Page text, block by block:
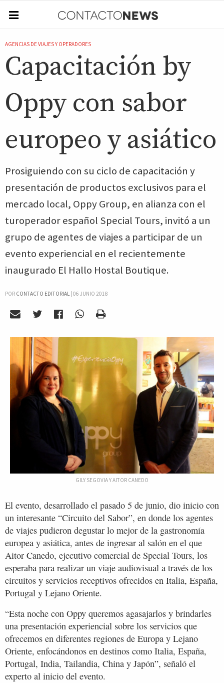
AGENCIAS DE VIAJES Y OPERADORES
Capacitación by
Oppy con sabor
europeo y asiático
Prosiguiendo con su ciclo de capacitación y
presentación de productos exclusivos para el
mercado local, Oppy Group, en alianza con el
turoperador español Special Tours, invitó a un
grupo de agentes de viajes a participar de un
evento experiencial en el recientemente
inaugurado El Hallo Hostal Boutique.
POR CONTACTO EDITORIAL| 06 JUNIO 2018
GILY SEGOVIA Y AITOR CANEDO
El evento, desarrollado el pasado 5 de junio, dio inicio con
un interesante “Circuito del Sabor”, en donde los agentes
de viajes pudieron degustar lo mejor de la gastronomía
europea y asiática, antes de ingresar al salón en el que
Aitor Canedo, ejecutivo comercial de Special Tours, los
esperaba para realizar un viaje audiovisual a través de los
circuitos y servicios receptivos ofrecidos en Italia, España,
Portugal y Lejano Oriente.
“Esta noche con Oppy queremos agasajarlos y brindarles
una presentación experiencial sobre los servicios que
ofrecemos en diferentes regiones de Europa y Lejano
Oriente, enfocándonos en destinos como Italia, España,
Portugal, India, Tailandia, China y Japón”, señaló el
experto al inicio del evento.